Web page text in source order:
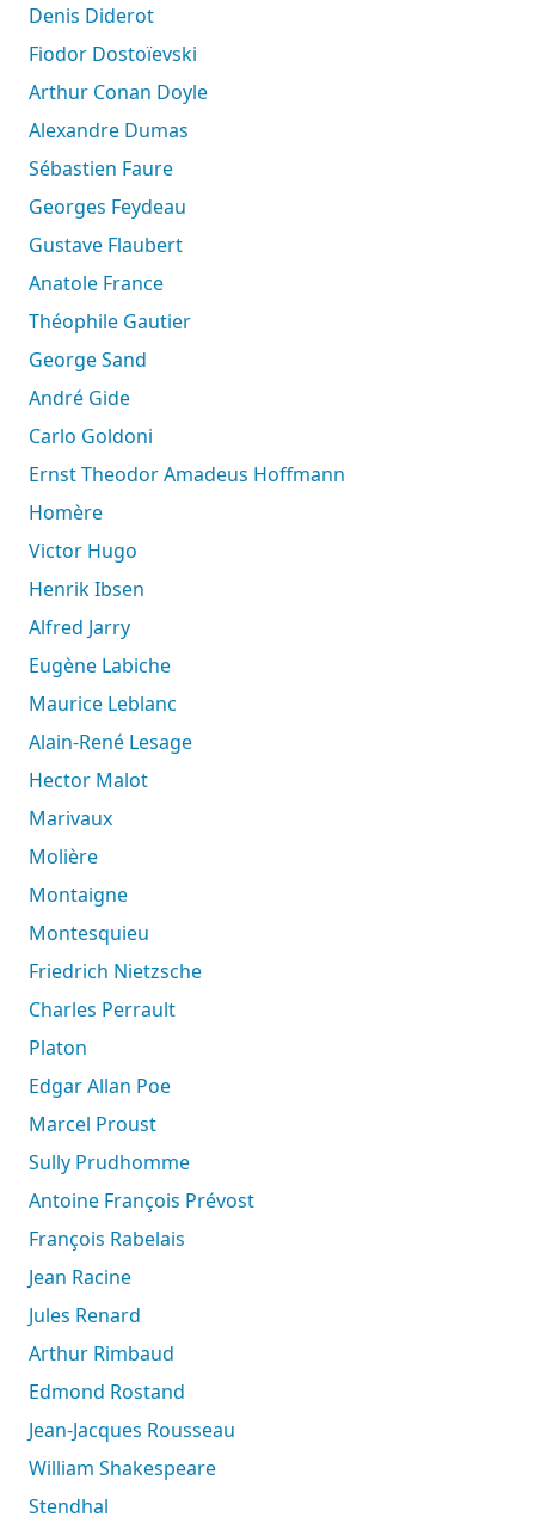
Denis Diderot
Fiodor Dostoïevski
Arthur Conan Doyle
Alexandre Dumas
Sébastien Faure
Georges Feydeau
Gustave Flaubert
Anatole France
Théophile Gautier
George Sand
André Gide
Carlo Goldoni
Ernst Theodor Amadeus Hoffmann
Homère
Victor Hugo
Henrik Ibsen
Alfred Jarry
Eugène Labiche
Maurice Leblanc
Alain-René Lesage
Hector Malot
Marivaux
Molière
Montaigne
Montesquieu
Friedrich Nietzsche
Charles Perrault
Platon
Edgar Allan Poe
Marcel Proust
Sully Prudhomme
Antoine François Prévost
François Rabelais
Jean Racine
Jules Renard
Arthur Rimbaud
Edmond Rostand
Jean-Jacques Rousseau
William Shakespeare
Stendhal